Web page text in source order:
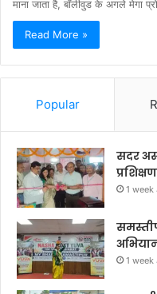
माना जाता है, बॉलीवुड के अगले मेगा
Read More »
Popular
सदर
प्रशिक्षण
1 week
1 week